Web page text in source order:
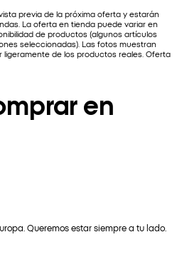
previa de la próxima oferta y estarán
La oferta en tienda puede variar en
de productos (algunos artículos
seleccionadas). Las fotos muestran
de los productos reales. Oferta
en
Queremos estar siempre a tu lado.